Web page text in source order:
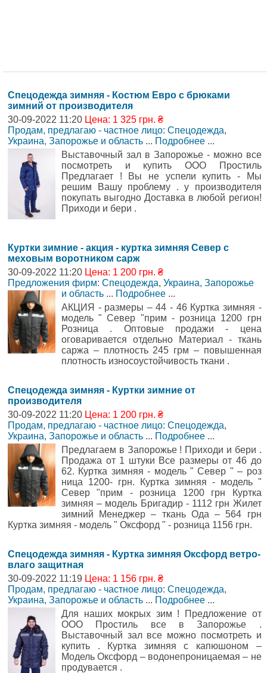
Спецодежда зимняя - Костюм Евро с брюками
зимний от производителя
30-09-2022 11:20 Цена: 1 325 грн. ₴
Продам, предлагаю - частное лицо: Спецодежда,
Украина, Запорожье и область ... Подробнее ...
Выставочный зал в Запорожье - можно все
посмотреть и купить ООО Простиль
Предлагает ! Вы не успели купить - Мы
решим Вашу проблему . у производителя
покупать выгодно Доставка в любой регион!
Приходи и бери .
Куртки зимние - акция - куртка зимняя Север с
меховым воротником сарж
30-09-2022 11:20 Цена: 1 200 грн. ₴
Предложения фирм: Спецодежда, Украина, Запорожье
и область ... Подробнее ...
АКЦИЯ - размеры – 44 - 46 Куртка зимняя -
модель " Север "прим - розница 1200 грн
Розница . Оптовые продажи - цена
оговаривается отдельно Материал - ткань
саржа – плотность 245 грм – повышенная
плотность износоустойчивость ткани .
Спецодежда зимняя - Куртки зимние от
производителя
30-09-2022 11:20 Цена: 1 200 грн. ₴
Продам, предлагаю - частное лицо: Спецодежда,
Украина, Запорожье и область ... Подробнее ...
Предлагаем в Запорожье ! Приходи и бери .
Продажа от 1 штуки Все размеры от 46 до
62. Куртка зимняя - модель " Север " – роз
ница 1200- грн. Куртка зимняя - модель "
Север "прим - розница 1200 грн Куртка
зимняя – модель Бригадир - 1112 грн Жилет
зимний Менеджер – ткань Ода – 564 грн
Куртка зимняя - модель " Оксфорд " - розница 1156 грн.
Спецодежда зимняя - Куртка зимняя Оксфорд ветро-
влаго защитная
30-09-2022 11:19 Цена: 1 156 грн. ₴
Продам, предлагаю - частное лицо: Спецодежда,
Украина, Запорожье и область ... Подробнее ...
Для наших мокрых зим ! Предложение от
ООО Простиль все в Запорожье .
Выставочный зал все можно посмотреть и
купить . Куртка зимняя с капюшоном –
Модель Оксфорд – водонепроницаемая – не
продувается .